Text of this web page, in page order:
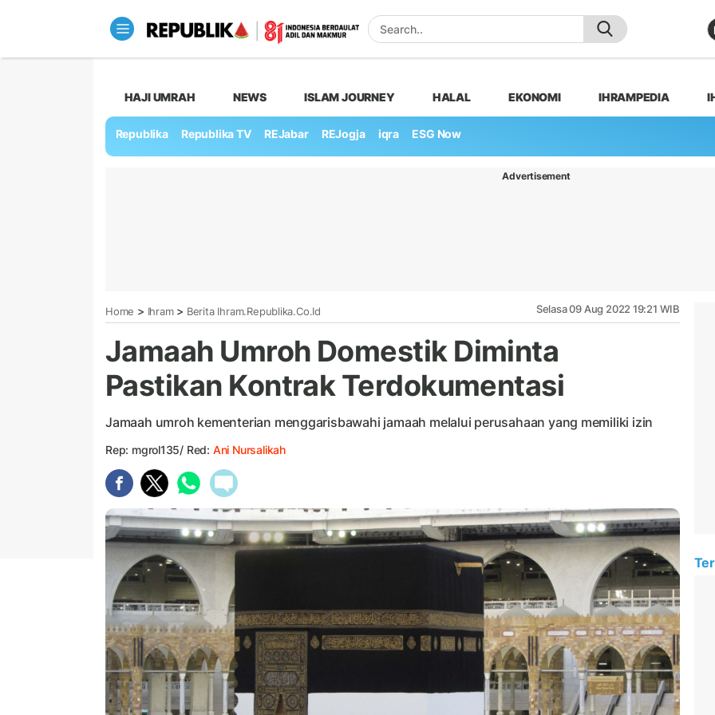
HAJI UMRAH NEWS ISLAM JOURNEY HALAL EKONOMI IHRAMPEDIA
Republika Republika TV REJabar REJogja iqra ESG Now
Advertisement
Home > Ihram> Berita Ihram.republika.co.id Selasa 09 Aug 2022 19:21 WIB
Jamaah Umroh Domestik Diminta
Pastikan Kontrak Terdokumentasi
Jamaah umroh kementerian menggarisbawahi jamaah melalui perusahaan yang memiliki izin
Rep: mgrol135/ Red: Ani Nursalikah